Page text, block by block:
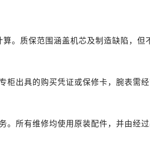
室（需提前预约）
（需提前预约）
（需提前预约）
室（需提前预约）
。质保范围涵盖机芯及制造缺陷，但
柜出具的购买凭证或保修卡，腕表需经
。所有维修均使用原装配件，并由经过